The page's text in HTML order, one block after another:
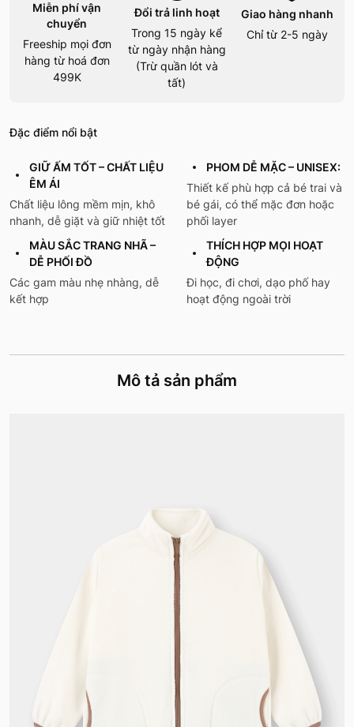
Miễn phí vận
chuyển
Freeship mọi đơn
hàng từ hoá đơn
499K
Đổi trả linh hoạt
Trong 15 ngày kể
từ ngày nhận hàng
(Trừ quần lót và
tất)
Giao hàng nhanh
Chỉ từ 2-5 ngày
Đặc điểm nổi bật
GIỮ ẤM TỐT – CHẤT LIỆU
ÊM ÁI
Chất liệu lông mềm mịn, khô
nhanh, dễ giặt và giữ nhiệt tốt
PHOM DỄ MẶC – UNISEX:
Thiết kế phù hợp cả bé trai và
bé gái, có thể mặc đơn hoặc
phối layer
MÀU SẮC TRANG NHÃ –
DỄ PHỐI ĐỒ
Các gam màu nhẹ nhàng, dễ
kết hợp
THÍCH HỢP MỌI HOẠT
ĐỘNG
Đi học, đi chơi, dạo phố hay
hoạt động ngoài trời
Mô tả sản phẩm